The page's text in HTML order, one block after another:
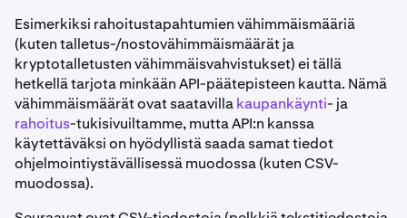
Esimerkiksi rahoitustapahtumien vähimmäismääriä
(kuten talletus-/nostovähimmäismäärät ja
kryptotalletusten vähimmäisvahvistukset) ei tällä
hetkellä tarjota minkään API-päätepisteen kautta. Nämä
vähimmäismäärät ovat saatavillakaupankäynti- ja
rahoitus-tukisivuiltamme, mutta API:n kanssa
käytettäväksi on hyödyllistä saada samat tiedot
ohjelmointiystävällisessä muodossa (kuten CSV-
muodossa).